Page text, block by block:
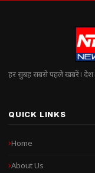
हर सुबह सबसे पहले खबरें। देश-
QUICK LINKS
Home
About Us